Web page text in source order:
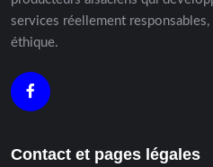
services réellement responsables,
éthique.
Contact et pages légales